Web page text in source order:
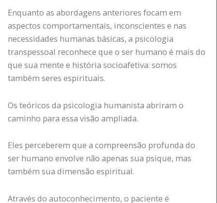
Enquanto as abordagens anteriores focam em
aspectos comportamentais, inconscientes e nas
necessidades humanas básicas, a psicologia
transpessoal reconhece que o ser humano é mais do
que sua mente e história socioafetiva: somos
também seres espirituais.
Os teóricos da psicologia humanista abriram o
caminho para essa visão ampliada.
Eles perceberem que a compreensão profunda do
ser humano envolve não apenas sua psique, mas
também sua dimensão espiritual.
Através do autoconhecimento, o paciente é